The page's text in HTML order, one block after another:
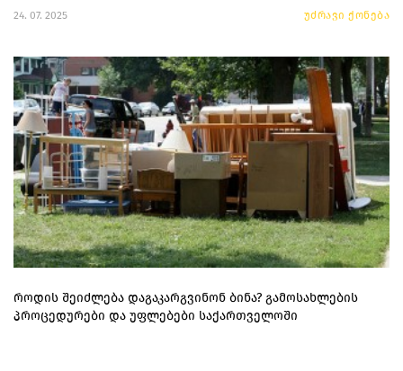
24. 07. 2025 უძრავი ქონება
როდის შეიძლება დაგაკარგვინონ ბინა? გამოსახლების
პროცედურები და უფლებები საქართველოში